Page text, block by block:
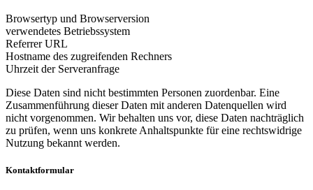
Browsertyp und Browserversion
verwendetes Betriebssystem
Referrer URL
Hostname des zugreifenden Rechners
Uhrzeit der Serveranfrage
Diese Daten sind nicht bestimmten Personen zuordenbar. Eine
Zusammenführung dieser Daten mit anderen Datenquellen wird
nicht vorgenommen. Wir behalten uns vor, diese Daten nachträglich
zu prüfen, wenn uns konkrete Anhaltspunkte für eine rechtswidrige
Nutzung bekannt werden.
Kontaktformular